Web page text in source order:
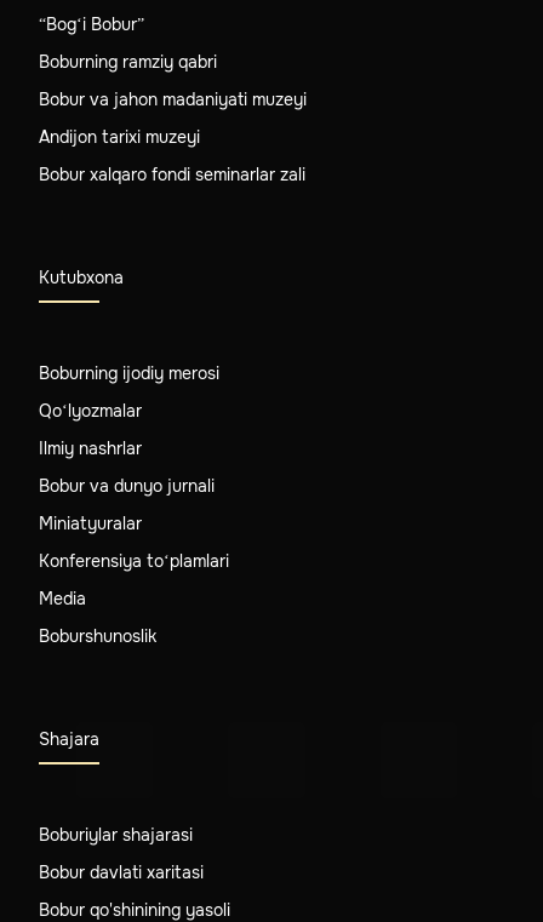
“Bog‘i Bobur”
Boburning ramziy qabri
Bobur va jahon madaniyati muzeyi
Andijon tarixi muzeyi
Bobur xalqaro fondi seminarlar zali
Kutubxona
Boburning ijodiy merosi
Qo‘lyozmalar
Ilmiy nashrlar
Bobur va dunyo jurnali
Miniatyuralar
Konferensiya to‘plamlari
Media
Boburshunoslik
Shajara
Boburiylar shajarasi
Bobur davlati xaritasi
Bobur qo'shinining yasoli